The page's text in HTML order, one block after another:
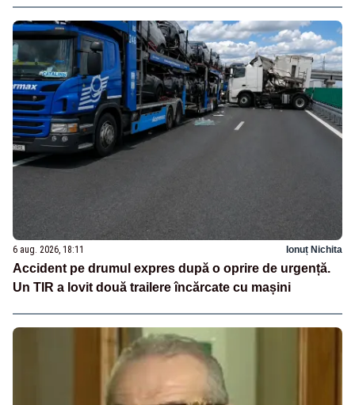
6 aug. 2026, 18:11 Ionuț Nichita
Accident pe drumul expres după o oprire de urgență.
Un TIR a lovit două trailere încărcate cu mașini